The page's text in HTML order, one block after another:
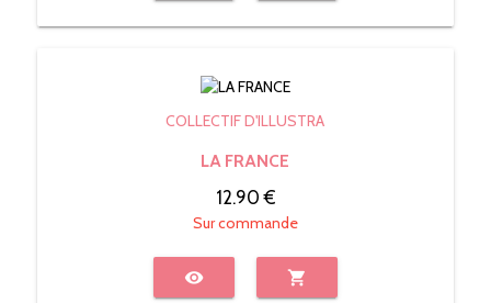
COLLECTIF D'ILLUSTRA
LA FRANCE
12.90 €
Sur commande
visibility shopping_cart